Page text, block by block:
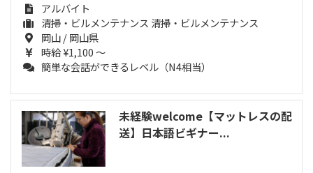
アルバイト
清掃・ビルメンテナンス 清掃・ビルメンテナンス
岡山 / 岡山県
時給 ¥1,100 ～
簡単な会話ができるレベル（N4相当）
未経験welcome【マットレスの配
送】日本語ビギナー...